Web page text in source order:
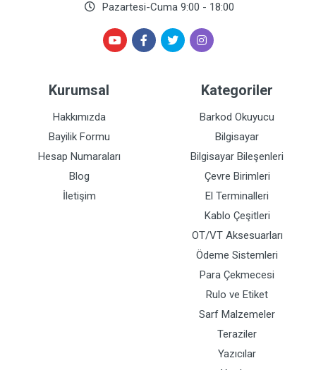
Pazartesi-Cuma 9:00 - 18:00
Kurumsal
Hakkımızda
Bayilik Formu
Hesap Numaraları
Blog
İletişim
Kategoriler
Barkod Okuyucu
Bilgisayar
Bilgisayar Bileşenleri
Çevre Birimleri
El Terminalleri
Kablo Çeşitleri
OT/VT Aksesuarları
Ödeme Sistemleri
Para Çekmecesi
Rulo ve Etiket
Sarf Malzemeler
Teraziler
Yazıcılar